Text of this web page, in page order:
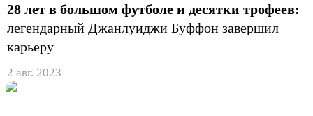
28 лет в большом футболе и десятки трофеев:
легендарный Джанлуиджи Буффон завершил
карьеру
2 авг. 2023